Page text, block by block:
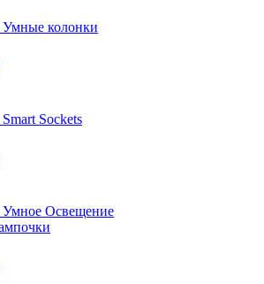
Умные колонки
Smart Sockets
Умное Освещение